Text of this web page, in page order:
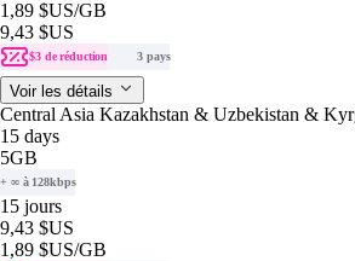
1,89 $US/GB
9,43 $US
$3 de réduction 3 pays
Voir les détails
Central Asia Kazakhstan & Uzbekistan &
15 days
5GB
+ ∞ à 128kbps
15 jours
9,43 $US
1,89 $US/GB